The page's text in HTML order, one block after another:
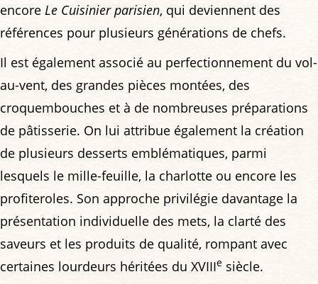
encore Le Cuisinier parisien, qui deviennent des
références pour plusieurs générations de chefs.
Il est également associé au perfectionnement du vol-
au-vent, des grandes pièces montées, des
croquembouches et à de nombreuses préparations
de pâtisserie. On lui attribue également la création
de plusieurs desserts emblématiques, parmi
lesquels le mille-feuille, la charlotte ou encore les
profiteroles. Son approche privilégie davantage la
présentation individuelle des mets, la clarté des
saveurs et les produits de qualité, rompant avec
certaines lourdeurs héritées du XVIIIe siècle.